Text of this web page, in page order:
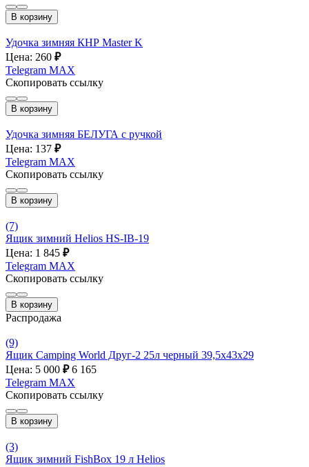
В корзину
Удочка зимняя КНР Master K
Цена: 260 ₽
Telegram MAX
Скопировать ссылку
В корзину
Удочка зимняя БЕЛУГА с ручкой
Цена: 137 ₽
Telegram MAX
Скопировать ссылку
В корзину
(7)
Ящик зимний Helios HS-IB-19
Цена: 1 845 ₽
Telegram MAX
Скопировать ссылку
В корзину
Распродажа
(9)
Ящик Camping World Друг-2 25л черный 39,5х43х29
Цена: 5 000 ₽ 6 165
Telegram MAX
Скопировать ссылку
В корзину
(3)
Ящик зимний FishBox 19 л Helios